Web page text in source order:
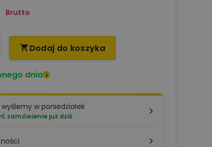
Brutto
 Dodaj do koszyka
dnia i
w poniedziałek
zamówienie już dziś.